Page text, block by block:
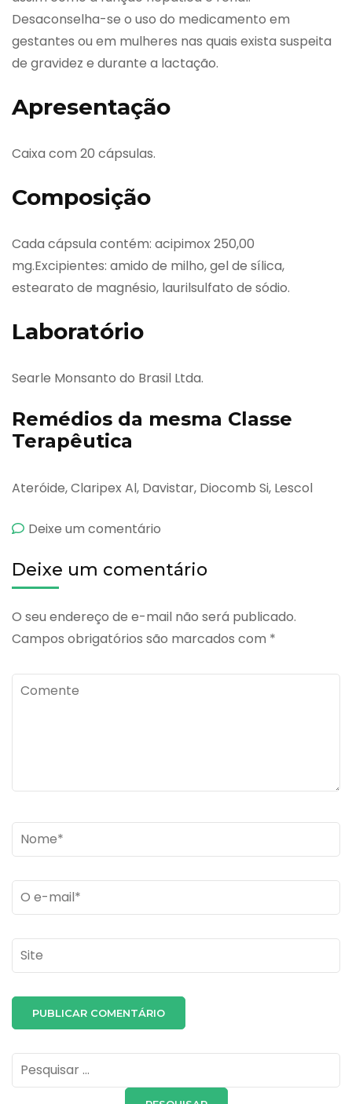
Desaconselha-se o uso do medicamento em
gestantes ou em mulheres nas quais exista suspeita
de gravidez e durante a lactação.
Apresentação
Caixa com 20 cápsulas.
Composição
Cada cápsula contém: acipimox 250,00
mg.Excipientes: amido de milho, gel de sílica,
estearato de magnésio, laurilsulfato de sódio.
Laboratório
Searle Monsanto do Brasil Ltda.
Remédios da mesma Classe
Terapêutica
Ateróide, Claripex Al, Davistar, Diocomb Si, Lescol
Deixe um comentário
Deixe um comentário
O seu endereço de e-mail não será publicado.
Campos obrigatórios são marcados com *
Comente
Name*
Email *
Site
Pesquisar
por: